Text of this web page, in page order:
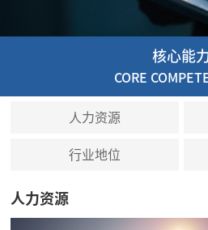
核心能
CORE
人力资源
行业地位
人力资源